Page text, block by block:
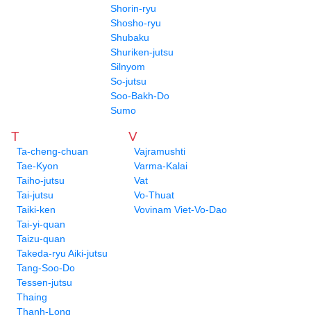
Shorin-ryu
Shosho-ryu
Shubaku
Shuriken-jutsu
Silnyom
So-jutsu
Soo-Bakh-Do
Sumo
T
Ta-cheng-chuan
Tae-Kyon
Taiho-jutsu
Tai-jutsu
Taiki-ken
Tai-yi-quan
Taizu-quan
Takeda-ryu Aiki-jutsu
Tang-Soo-Do
Tessen-jutsu
Thaing
Thanh-Long
V
Vajramushti
Varma-Kalai
Vat
Vo-Thuat
Vovinam Viet-Vo-Dao